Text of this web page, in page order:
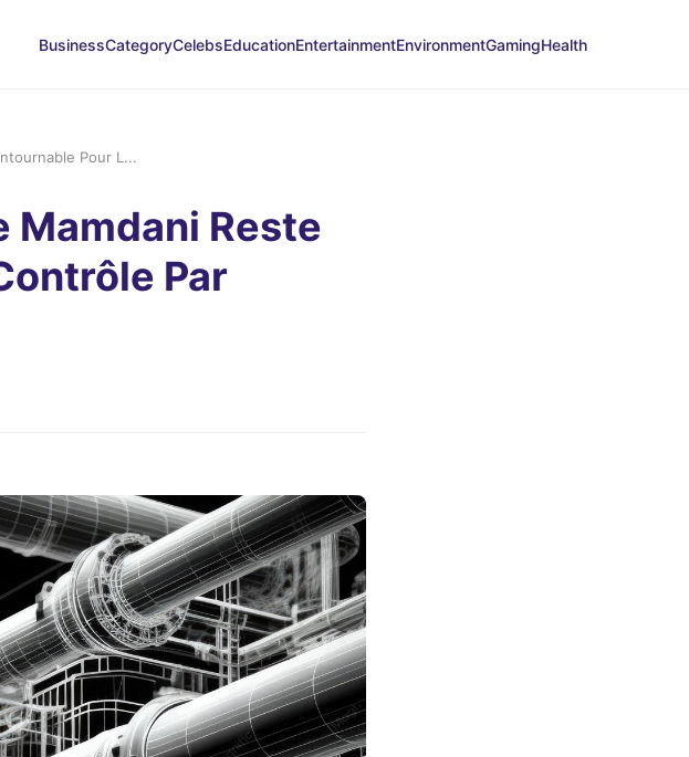
BusinessCategoryCelebsEducationEntertainmentEnvironmentGamingHealth
Pour L...
Mamdani Reste
Par